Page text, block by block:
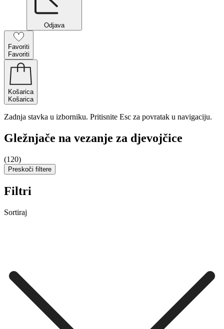
Odjava
Favoriti
Favoriti
Košarica
Košarica
Zadnja stavka u izborniku. Pritisnite Esc za povratak u navigaciju.
Gležnjače na vezanje za djevojčice
(120)
Preskoči filtere
Filtri
Sortiraj